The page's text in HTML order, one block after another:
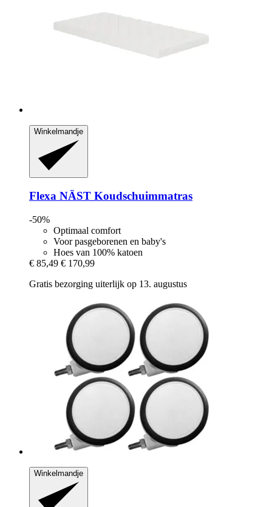
Winkelmandje
Flexa NÄST Koudschuimmatras
-50%
Optimaal comfort
Voor pasgeborenen en baby's
Hoes van 100% katoen
€ 85,49 € 170,99
Gratis bezorging uiterlijk op 13. augustus
Winkelmandje